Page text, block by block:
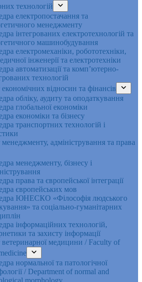
технологій
електропостачання та
менеджменту
інтегрованих електротехнологій та
машинобудування
електромеханіки, робототехніки,
інженерії та електротехніки
автоматизації та комп’ютерно-
технологій
відносин та фінансів
обліку, аудиту та оподаткування
глобальної економіки
економіки та бізнесу
транспортних технологій і
адміністрування та права
менеджменту, бізнесу і
права та європейської інтеграції
європейських мов
ЮНЕСКО «Філософія людського
та соціально-гуманітарних
інформаційних технологій,
та захисту інформації
ветеринарної медицини / Faculty of
нормальної та патологічної
/ Department of normal and
morphology